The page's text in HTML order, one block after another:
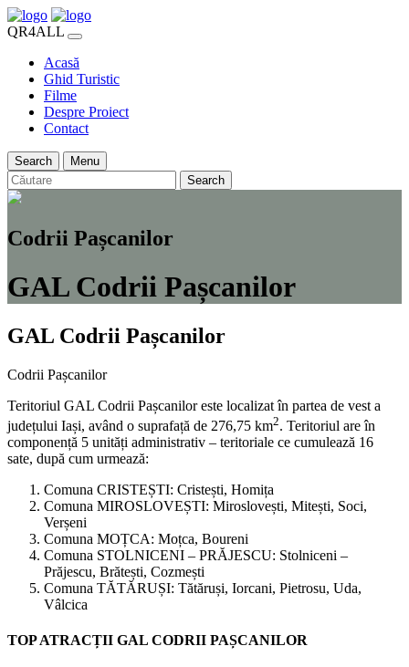
QR4ALL
Acasă
Ghid Turistic
Filme
Despre Proiect
Contact
Search
Menu
Search
Codrii Pașcanilor
GAL Codrii Pașcanilor
GAL Codrii Pașcanilor
Codrii Pașcanilor
Teritoriul GAL Codrii Pașcanilor este localizat în partea de vest a
județului Iași, având o suprafață de 276,75 km2. Teritoriul are în
componență 5 unități administrativ – teritoriale ce cumulează 16
sate, după cum urmează:
Comuna CRISTEȘTI: Cristești, Homița
Comuna MIROSLOVEȘTI: Miroslovești, Mitești, Soci,
Verșeni
Comuna MOȚCA: Moțca, Boureni
Comuna STOLNICENI – PRĂJESCU: Stolniceni –
Prăjescu, Brătești, Cozmești
Comuna TĂTĂRUȘI: Tătăruși, Iorcani, Pietrosu, Uda,
Vâlcica
TOP ATRACȚII GAL CODRII PAȘCANILOR